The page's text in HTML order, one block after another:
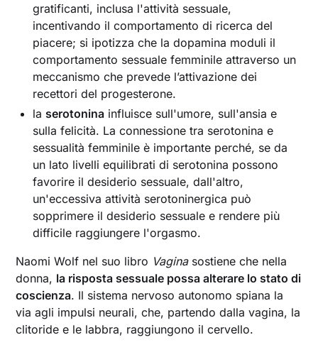
gratificanti, inclusa l'attività sessuale,
incentivando il comportamento di ricerca del
piacere; si ipotizza che la dopamina moduli il
comportamento sessuale femminile attraverso un
meccanismo che prevede l’attivazione dei
recettori del progesterone.
la serotonina influisce sull'umore, sull'ansia e
sulla felicità. La connessione tra serotonina e
sessualità femminile è importante perché, se da
un lato livelli equilibrati di serotonina possono
favorire il desiderio sessuale, dall'altro,
un'eccessiva attività serotoninergica può
sopprimere il desiderio sessuale e rendere più
difficile raggiungere l'orgasmo.
Naomi Wolf nel suo libro Vaginasostiene che nella
donna, la risposta sessuale possa alterare lo stato di
coscienza. Il sistema nervoso autonomo spiana la
via agli impulsi neurali, che, partendo dalla vagina, la
clitoride e le labbra, raggiungono il cervello.